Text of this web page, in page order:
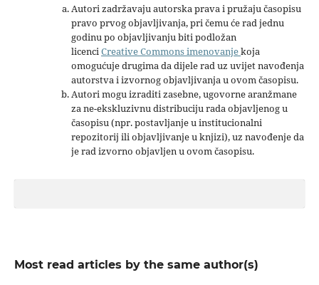
Autori zadržavaju autorska prava i pružaju časopisu
pravo prvog objavljivanja, pri čemu će rad jednu
godinu po objavljivanju biti podložan
licenciCreative Commons imenovanjekoja
omogućuje drugima da dijele rad uz uvijet navođenja
autorstva i izvornog objavljivanja u ovom časopisu.
Autori mogu izraditi zasebne, ugovorne aranžmane
za ne-ekskluzivnu distribuciju rada objavljenog u
časopisu (npr. postavljanje u institucionalni
repozitorij ili objavljivanje u knjizi), uz navođenje da
je rad izvorno objavljen u ovom časopisu.
Most read articles by the same author(s)